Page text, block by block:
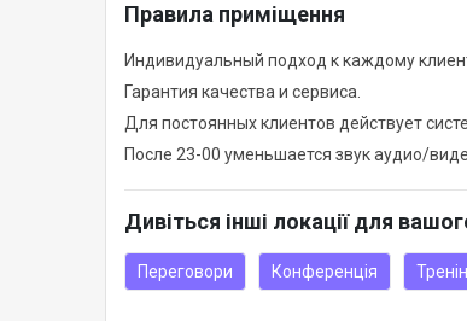
Правила приміщення
Индивидуальный подход к каждому
Гарантия качества и сервиса.
Для постоянных клиентов действует
После 23-00 уменьшается звук аудио/
Дивіться інші локації для
Переговори Конференція